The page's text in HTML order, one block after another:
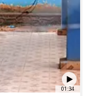
01:34